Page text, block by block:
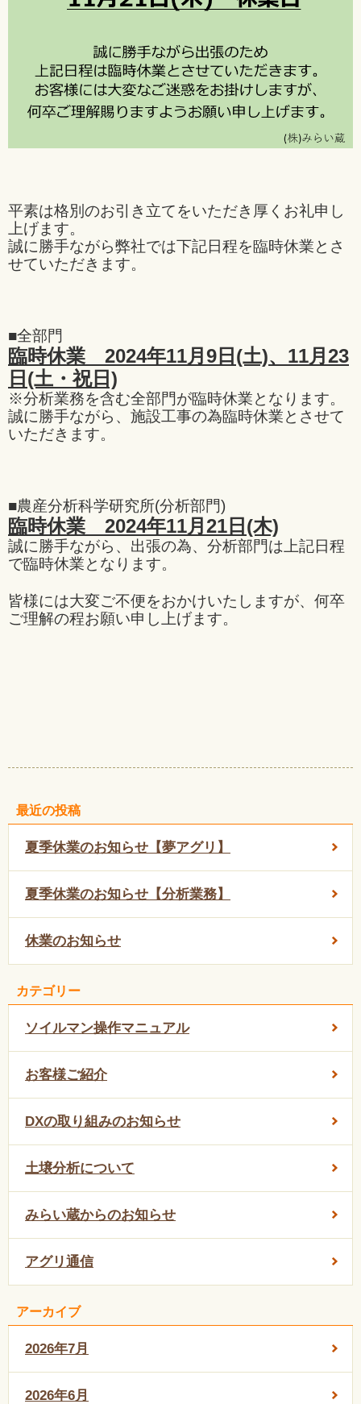
平素は格別のお引き 立てをいただき厚くお礼申し
上げます。
誠に勝手ながら弊社では下記日程を臨時休業とさ
せていただきます。
■全部門
臨時休業 2024年11月9日(土)、11月23
日(土・祝日)
※分析業務を含む全部門が臨時休業となります。
誠に勝手ながら、施設工事の為臨時休業とさせて
いただきます。
■農産分析科学研究所(分析部門)
臨時休業 2024年11月21日(木)
誠に勝手ながら、出張の為、分析部門は上記日程
で臨時休業となります。
皆様には大変ご不便をおかけいたしますが、何卒
ご理解の程お願い申し上げます。
最近の投稿
夏季休業のお知らせ【夢アグリ】
夏季休業のお知らせ【分析業務】
休業のお知らせ
カテゴリー
ソイルマン操作マニュアル
お客様ご紹介
DXの取り組みのお知らせ
土壌分析について
みらい蔵からのお知らせ
アグリ通信
アーカイブ
2026年7月
2026年6月